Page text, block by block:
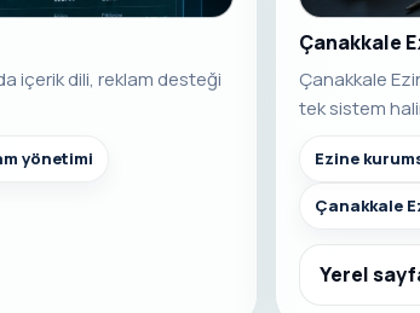
içerik dili, reklam desteği
yönetimi
Çanakkale
Çanakkale
tek sistem
Ezine
Çanakkale
Yerel